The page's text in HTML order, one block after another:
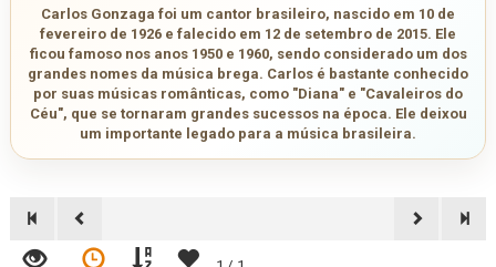
Carlos Gonzaga foi um cantor brasileiro, nascido em 10 de
fevereiro de 1926 e falecido em 12 de setembro de 2015. Ele
ficou famoso nos anos 1950 e 1960, sendo considerado um dos
grandes nomes da música brega. Carlos é bastante conhecido
por suas músicas românticas, como "Diana" e "Cavaleiros do
Céu", que se tornaram grandes sucessos na época. Ele deixou
um importante legado para a música brasileira.